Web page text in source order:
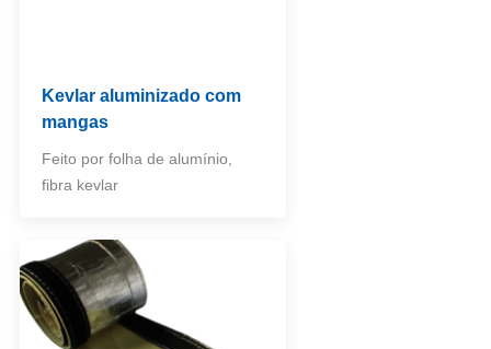
Kevlar aluminizado com
mangas
Feito por folha de alumínio,
fibra kevlar